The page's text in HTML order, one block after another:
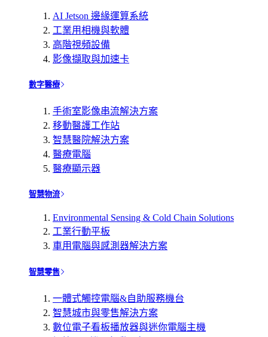
AI Jetson 邊緣運算系統
工業用相機與軟體
高階視頻設備
影像擷取與加速卡
數字醫療
手術室影像串流解決方案
移動醫護工作站
智慧醫院解決方案
醫療電腦
醫療顯示器
智慧物流
Environmental Sensing & Cold Chain Solutions
工業行動平板
車用電腦與感測器解決方案
智慧零售
一體式觸控電腦&自助服務機台
智慧城市與零售解決方案
數位電子看板播放器與迷你電腦主機